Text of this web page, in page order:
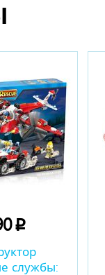
p
службы: